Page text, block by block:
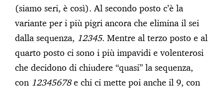
(siamo seri, è così). Al secondo posto c’è la
variante per i più pigri ancora che elimina il sei
dalla sequenza, 12345. Mentre al terzo posto e al
quarto posto ci sono i più impavidi e volenterosi
che decidono di chiudere “quasi” la sequenza,
con 12345678e chi ci mette poi anche il 9, con